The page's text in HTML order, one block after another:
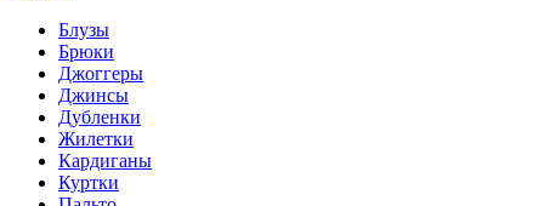
Блузы
Брюки
Джоггеры
Джинсы
Дубленки
Жилетки
Кардиганы
Куртки